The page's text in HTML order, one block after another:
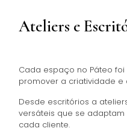
Ateliers e
Cada espaço no Páteo
promover a criatividade
Desde escritórios a
versáteis que se
cada cliente.